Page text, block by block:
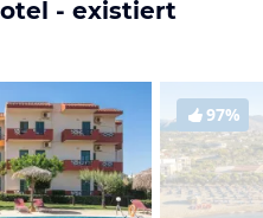
- existiert
97%